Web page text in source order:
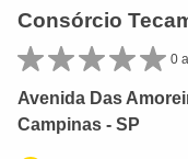
Consórcio
0
Avenida Das
Campinas - SP